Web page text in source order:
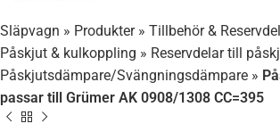
Släpvagn » Produkter» Tillbehör &
Påskjut & kulkoppling » Reservdelar till
Påskjutsdämpare/Svängningsdämpare »
passar till Grümer AK 0908/1308 CC=395